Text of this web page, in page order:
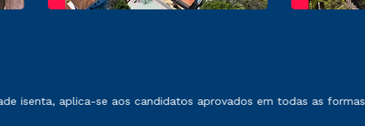
exposto no contrato de prestação de serviços.
isenta, aplica-se aos candidatos aprovados em todas as